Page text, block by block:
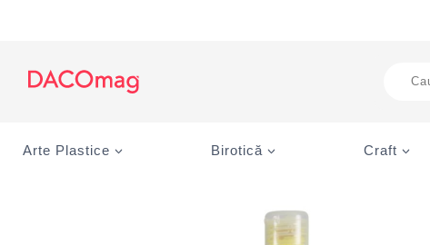
search
Arte Plastice Birotică Craft